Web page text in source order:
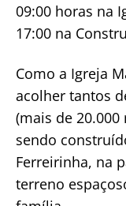
09:00 horas na
17:00 na
Como a Igreja
acolher tantos
(mais de
sendo
Ferreirinha, na
terreno